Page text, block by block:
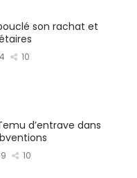
son rachat et
10
d’entrave dans
10